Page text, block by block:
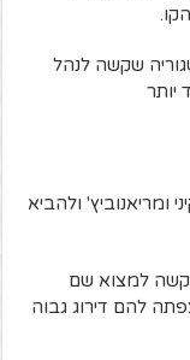
6. מדובר בקטגוריה שקשה לנהל
ומריאנוביץ' ולהביא
למצוא שם
להם דירוג גבוה